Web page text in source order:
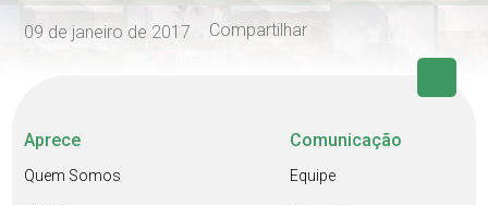
09 de janeiro de 2017 Compartilhar
Aprece
Quem Somos
Comunicação
Equipe